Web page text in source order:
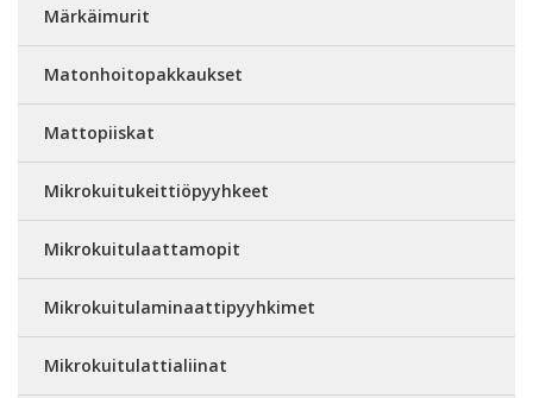
Märkäimurit
Matonhoitopakkaukset
Mattopiiskat
Mikrokuitukeittiöpyyhkeet
Mikrokuitulaattamopit
Mikrokuitulaminaattipyyhkimet
Mikrokuitulattialiinat